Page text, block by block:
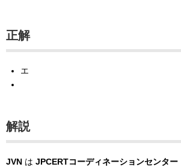
正解
エ
解説
JVN は JPCERTコーディネーションセンター